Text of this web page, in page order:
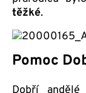
těžké.
Pomoc